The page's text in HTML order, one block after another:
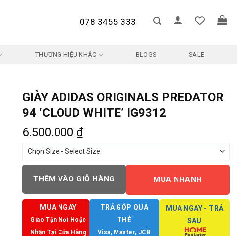
078 3455 333
THƯƠNG HIỆU KHÁC BLOGS
SALE
GIÀY ADIDAS ORIGINALS PREDATOR
94 ‘CLOUD WHITE’ IG9312
6.500.000 ₫
THÊM VÀO GIỎ HÀNG MUA NHANH
MUA NGAY
Giao Tận Nơi Hoặc
Nhận Tại Cửa Hàng
TRẢ GÓP QUA
THẺ
Visa, Master, JCB
MUA NGAY - TRẢ
SAU